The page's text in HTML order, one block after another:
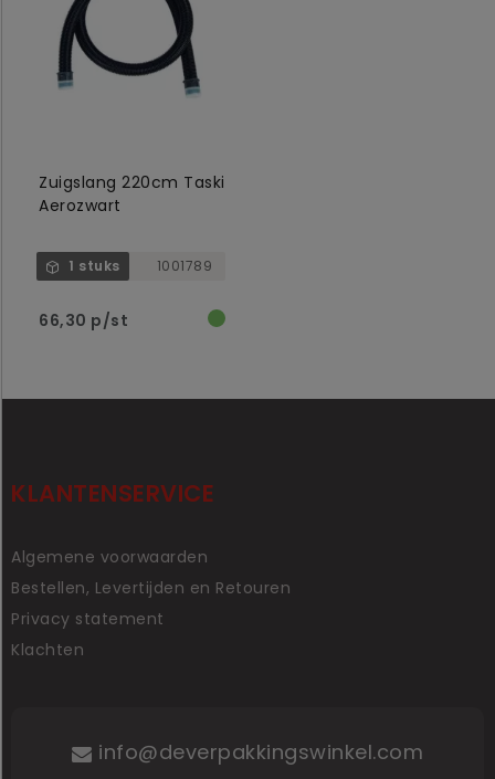
Zuigslang 220cm Taski
Aerozwart
1 stuks 1001789
66,30 p/st
KLANTENSERVICE
Algemene voorwaarden
Bestellen, Levertijden en Retouren
Privacy statement
Klachten
info@deverpakkingswinkel.com